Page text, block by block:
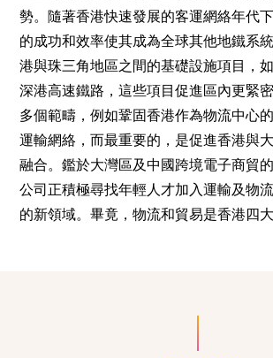
勢。隨著香港快速發展的客運網絡年代
的成功和效率使其成為全球其他地鐵系
港與珠三角地區之間的基礎設施項目，
深港高速鐵路，這些項目促進區內更緊
多個範疇，例如鞏固香港作為物流中心
運輸網絡，而最重要的，是促進香港與
融合。鑑於大灣區及中國跨境電子商貿
公司正積極尋找年輕人才加入運輸及物
的新領域。畢竟，物流和貿易是香港四